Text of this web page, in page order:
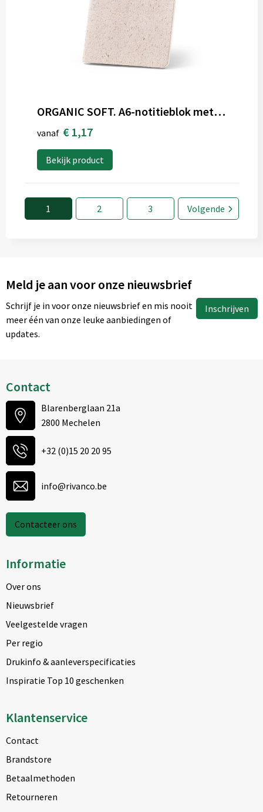
ORGANIC SOFT. A6-notitieblok met flexibele kaft gemaakt van organisch olifantenmateriaal (80%)
vanaf € 1,17
Bekijk product
1 2 3 Volgende
Meld je aan voor onze nieuwsbrief
Schrijf je in voor onze nieuwsbrief en mis nooit
meer één van onze leuke aanbiedingen of
updates.
Inschrijven
Contact
Blarenberglaan 21a
2800 Mechelen
+32 (0)15 20 20 95
info@rivanco.be
Contacteer ons
Informatie
Over ons
Nieuwsbrief
Veelgestelde vragen
Per regio
Drukinfo & aanleverspecificaties
Inspiratie Top 10 geschenken
Klantenservice
Contact
Brandstore
Betaalmethoden
Retourneren